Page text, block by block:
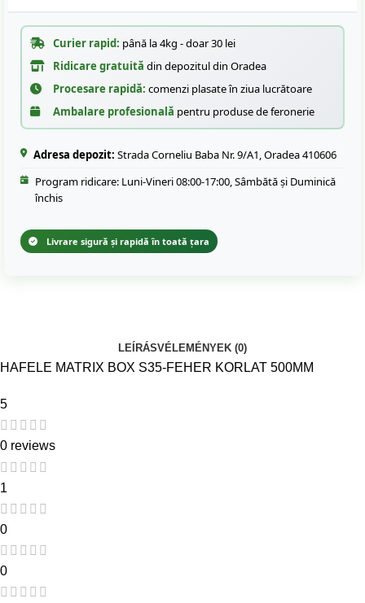
Curier rapid: până la 4kg - doar 30 lei
Ridicare gratuită din depozitul din Oradea
Procesare rapidă: comenzi plasate în ziua lucrătoare
Ambalare profesională pentru produse de feronerie
Adresa depozit: Strada Corneliu Baba Nr. 9/A1, Oradea 410606
Program ridicare: Luni-Vineri 08:00-17:00, Sâmbătă și Duminică
închis
Livrare sigură și rapidă în toată țara
LEÍRÁSVÉLEMÉNYEK (0)
HAFELE MATRIX BOX S35-FEHER KORLAT 500MM
5
0 reviews
1
0
0